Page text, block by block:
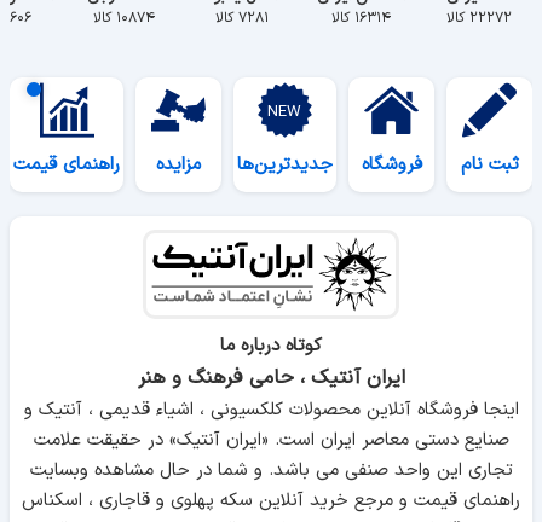
۲۲۲۷۲ کالا ۱۶۳۱۴ کالا ۷۲۸۱ کالا ۱۰۸۷۴ کالا ۵۶۰۶ کالا
ثبت نام فروشگاه جدیدترین‌ها مزایده راهنمای قیمت
کوتاه درباره ما
ایران آنتیک ، حامی فرهنگ و هنر
اینجا فروشگاه آنلاین محصولات کلکسیونی ، اشیاء قدیمی ، آنتیک و
صنایع دستی معاصر ایران است. «ایران آنتیک» در حقیقت علامت
تجاری این واحد صنفی می باشد. و شما در حال مشاهده وبسایت
راهنمای قیمت و مرجع خرید آنلاین سکه پهلوی و قاجاری ، اسکناس